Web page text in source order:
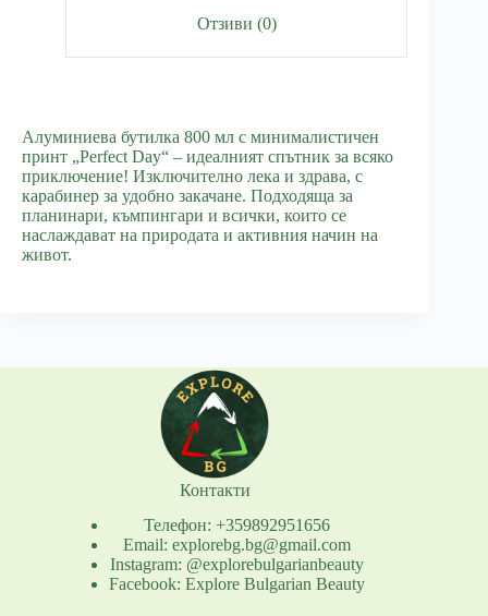
Отзиви (0)
Алуминиева бутилка 800 мл с минималистичен
принт „Perfect Day“ – идеалният спътник за всяко
приключение! Изключително лека и здрава, с
карабинер за удобно закачане. Подходяща за
планинари, къмпингари и всички, които се
наслаждават на природата и активния начин на
живот.
Контакти
Телефон: +359892951656
Email: explorebg.bg@gmail.com
Instagram: @explorebulgarianbeauty
Facebook: Explore Bulgarian Beauty